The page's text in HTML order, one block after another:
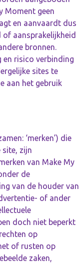
Moment geen
en aanvaardt dus
aansprakelijkheid
bronnen.
en risico verbinding
sites te
aan het gebruik
‘merken’) die
site, zijn
van Make My
de
van de houder van
of ander
doch niet beperkt
op
of rusten op
zaken,